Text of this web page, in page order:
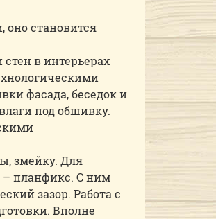
оно становится
в интерьерах
фасада, беседок и
под обшивку.
змейку. Для
планфикс. С ним
зазор. Работа с
Вполне